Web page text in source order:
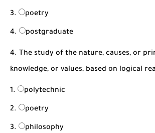
poetry
postgraduate
4. The study of the nature, causes, or
knowledge, or values, based on logical
polytechnic
poetry
philosophy